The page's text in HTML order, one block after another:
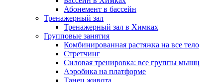
Абонемент в бассейн
Тренажерный зал
Тренажерный зал в Химках
Групповые занятия
Комбинированная растяжка на все тело
Стретчинг
Силовая тренировка: все группы мышц
Аэробика на платформе